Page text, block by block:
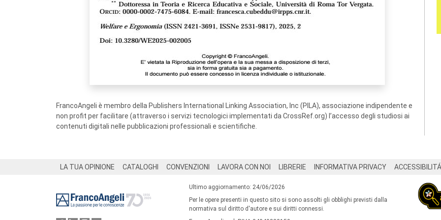
FrancoAngeli è membro della Publishers International Linking Association, Inc (PILA), associazione indipendente e
non profit per facilitare (attraverso i servizi tecnologici implementati da CrossRef.org) l’accesso degli studiosi ai
contenuti digitali nelle pubblicazioni professionali e scientifiche.
LA TUA OPINIONE CATALOGHI CONVENZIONI LAVORA CON NOI LIBRERIE INFORMATIVA PRIVACY ACCESSIBILITÁ
Ultimo aggiornamento: 24/06/2026
Per le opere presenti in questo sito si sono assolti gli obblighi previsti dalla
normativa sul diritto d'autore e sui diritti connessi.